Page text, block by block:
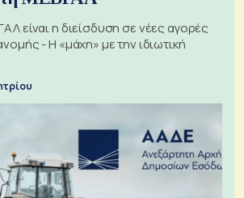
είναι η διείσδυση σε νέες αγορές
- Η «μάχη» με την ιδιωτική